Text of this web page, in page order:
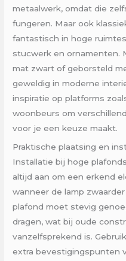
metaalwerk, omdat die
fungeren. Maar ook
fantastisch in hoge
stucwerk en ornamenten.
mat zwart of geborsteld
geweldig in moderne
inspiratie op platforms
woonbeurs om
voor je een keuze maakt.
Praktische plaatsing en
Installatie bij hoge
altijd aan om een erkend
wanneer de lamp
plafond moet stevig
dragen, wat bij oude
vanzelfsprekend is.
extra bevestigingspunten